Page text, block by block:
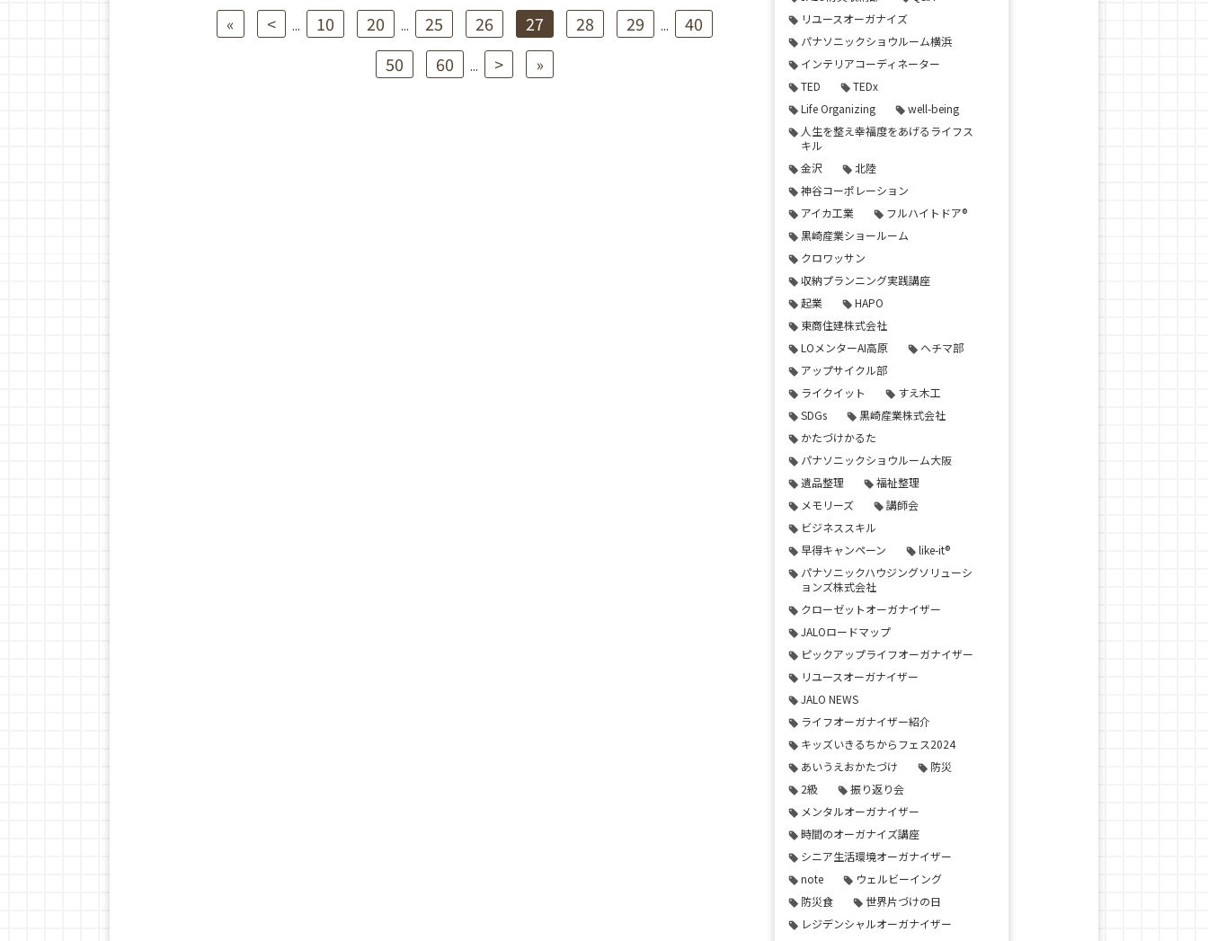
« < ... 10 20 ... 25 26 27 28 29 ...
40
50
60 ... > »
リユースオーガナイズ
パナソニックショウルーム横浜
インテリアコーディネーター
TED
TEDx
Life Organizing
well-being
人生を整え幸福度をあげるライフス
キル
金沢
北陸
神谷コーポレーション
アイカ工業
フルハイトドア®
黒崎産業ショールーム
クロワッサン
収納プランニング実践講座
起業
HAPO
東商住建株式会社
LOメンターAI高原
ヘチマ部
アップサイクル部
ライクイット
すえ木工
SDGs
黒崎産業株式会社
かたづけかるた
パナソニックショウルーム大阪
遺品整理
福祉整理
メモリーズ
講師会
ビジネススキル
早得キャンペーン
like-it®
パナソニックハウジングソリューシ
ョンズ株式会社
クローゼットオーガナイザー
JALOロードマップ
ピックアップライフオーガナイザー
リユースオーガナイザー
JALO NEWS
ライフオーガナイザー紹介
キッズいきるちからフェス2024
あいうえおかたづけ
防災
2級
振り返り会
メンタルオーガナイザー
時間のオーガナイズ講座
シニア生活環境オーガナイザー
note
ウェルビーイング
防災食
世界片づけの日
レジデンシャルオーガナイザー